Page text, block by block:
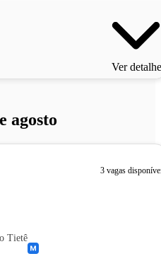
Ver
agosto
3 vagas
Tietê